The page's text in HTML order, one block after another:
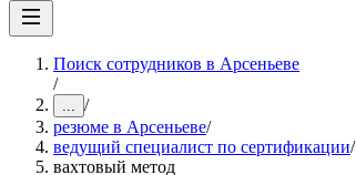
Поиск сотрудников в Арсеньеве
/
... /
резюме в Арсеньеве/
ведущий специалист по сертификации/
вахтовый метод